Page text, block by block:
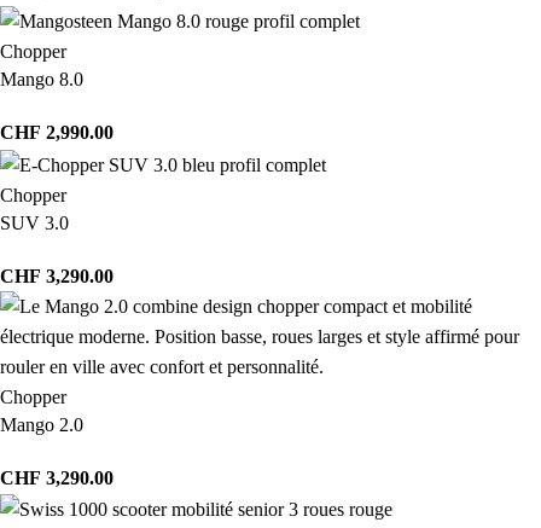
Chopper
Mango 8.0
CHF 2,990.00
Chopper
SUV 3.0
CHF 3,290.00
Chopper
Mango 2.0
CHF 3,290.00